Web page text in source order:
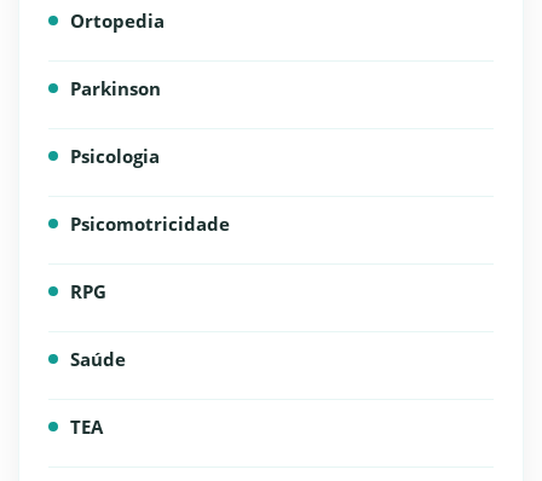
Ortopedia
Parkinson
Psicologia
Psicomotricidade
RPG
Saúde
TEA